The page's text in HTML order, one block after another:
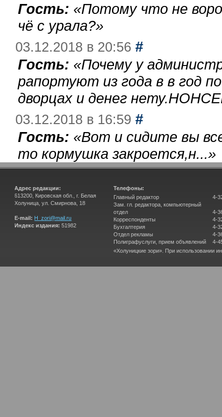
Гость: «Потому что не
чё с урала?»
03.12.2018 в 20:56 #
Гость: «Почему у
рапортуют из года в в год
дворцах и денег
03.12.2018 в 16:59 #
Гость: «Вот и сидите вы
то кормушка закроется,н...»
Адрес редакции:
613200, Кировская обл., г. Белая
Холуница, ул. Смирнова, 18
E-mail: H_zori@mail.ru
Индекс издания: 51982
Телефоны:
Главный редактор
Зам. гл. редактора, компьютерный
отдел
Корреспонденты
Бухгалтерия
Отдел рекламы
Полиграфуслуги, прием объявлений
4-
4-
4-
4-
4-
4-
«Холуницкие зори». При использовании